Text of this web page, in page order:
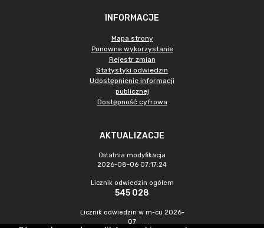
INFORMACJE
Mapa strony
Ponowne wykorzystanie
Rejestr zmian
Statystyki odwiedzin
Udostępnienie informacji
publicznej
Dostępność cyfrowa
AKTUALIZACJE
Ostatnia modyfikacja
2026-08-06 07:17:24
Licznik odwiedzin ogółem
545 028
Licznik odwiedzin w m-cu 2026-
07